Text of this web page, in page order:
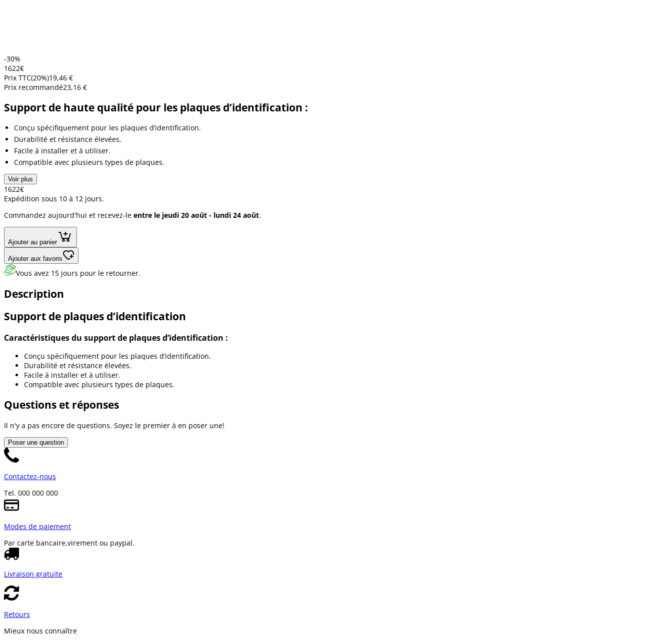
-30%
1622€
Prix TTC(20%)19,46 €
Prix recommandé23,16 €
Support de haute qualité pour les plaques d’identification :
Conçu spécifiquement pour les plaques d’identification.
Durabilité et résistance élevées.
Facile à installer et à utiliser.
Compatible avec plusieurs types de plaques.
Voir plus
1622€
Expédition sous 10 à 12 jours.
Commandez aujourd'hui et recevez-le entre le jeudi 20 août - lundi 24 août.
Ajouter au panier
Ajouter aux favoris
Vous avez 15 jours pour le retourner.
Description
Support de plaques d’identification
Caractéristiques du support de plaques d’identification :
Conçu spécifiquement pour les plaques d’identification.
Durabilité et résistance élevées.
Facile à installer et à utiliser.
Compatible avec plusieurs types de plaques.
Questions et réponses
Il n'y a pas encore de questions. Soyez le premier à en poser une!
Poser une question
Contactez-nous
Tel. 000 000 000
Modes de paiement
Par carte bancaire,virement ou paypal.
Livraison gratuite
Retours
Mieux nous connaître